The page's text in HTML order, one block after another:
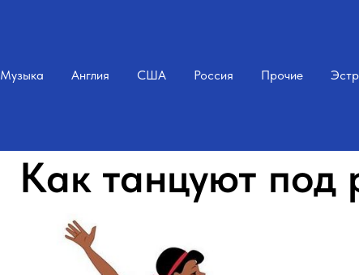
Музыка Англия США Россия Прочие
Как танцуют под